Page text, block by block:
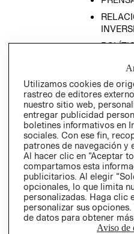
Chile ($)
Utilizamos cookies de
rastreo de editores
nuestro sitio web,
entregar publicidad
boletines informativos en
sociales. Con ese fin,
patrones de navegación y
Al hacer clic en “Aceptar
compartamos esta
publicitarios. Al elegir
opcionales, lo que limita
personalizadas. Haga clic
personalizar sus
de datos para obtener
Aviso de